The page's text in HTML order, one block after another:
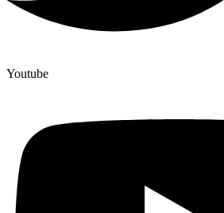
Youtube